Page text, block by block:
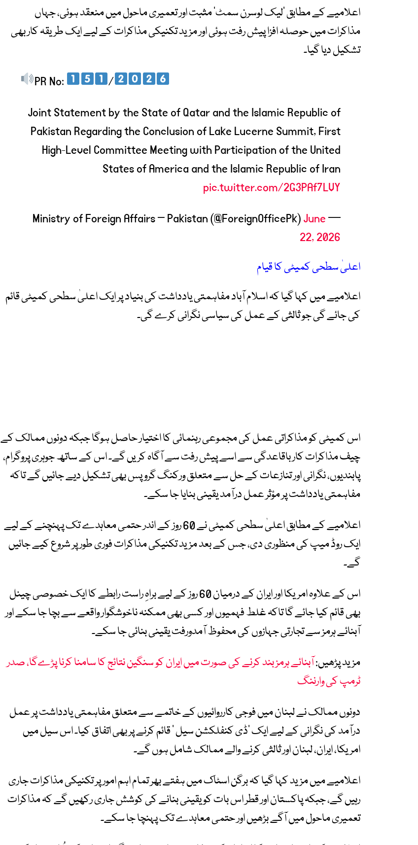
اعلامیے کے مطابق ’لیک لوسرن سمٹ‘ مثبت اور تعمیری ماحول میں منعقد ہوئی، جہاں
مذاکرات میں حوصلہ افزا پیش رفت ہوئی اور مزید تکنیکی مذاکرات کے لیے ایک طریقہ کار بھی
تشکیل دیا گیا۔
PR No:
/
Joint Statement by the State of Qatar and the Islamic Republic of
Pakistan Regarding the Conclusion of Lake Lucerne Summit, First
High-Level Committee Meeting with Participation of the United
States of America and the Islamic Republic of Iran
pic.twitter.com/2G3PAf7LVY
— Ministry of Foreign Affairs – Pakistan (@ForeignOfficePk)
June
22, 2026
اعلیٰ سطحی کمیٹی کا قیام
اعلامیے میں کہا گیا کہ اسلام آباد مفاہمتی یادداشت کی بنیاد پر ایک اعلیٰ سطحی کمیٹی قائم
کی جائے گی جو ثالثی کے عمل کی سیاسی نگرانی کرے گی۔
اس کمیٹی کو مذاکراتی عمل کی مجموعی رہنمائی کا اختیار حاصل ہوگا جبکہ دونوں ممالک کے
چیف مذاکرات کار باقاعدگی سے اسے پیش رفت سے آگاہ کریں گے۔ اس کے ساتھ جوہری پروگرام،
پابندیوں، نگرانی اور تنازعات کے حل سے متعلق ورکنگ گروپس بھی تشکیل دیے جائیں گے تاکہ
مفاہمتی یادداشت پر مؤثر عمل درآمد یقینی بنایا جا سکے۔
اعلامیے کے مطابق اعلیٰ سطحی کمیٹی نے 60 روز کے اندر حتمی معاہدے تک پہنچنے کے لیے
ایک روڈ میپ کی منظوری دی، جس کے بعد مزید تکنیکی مذاکرات فوری طور پر شروع کیے جائیں
گے۔
اس کے علاوہ امریکا اور ایران کے درمیان 60 روز کے لیے براہِ راست رابطے کا ایک خصوصی چینل
بھی قائم کیا جائے گا تاکہ غلط فہمیوں اور کسی بھی ممکنہ ناخوشگوار واقعے سے بچا جا سکے اور
آبنائے ہرمز سے تجارتی جہازوں کی محفوظ آمدورفت یقینی بنائی جا سکے۔
مزید پڑھیں:آبنائے ہرمز بند کرنے کی صورت میں ایران کو سنگین نتائج کا سامنا کرنا پڑےگا، صدر
ٹرمپ کی وارننگ
دونوں ممالک نے لبنان میں فوجی کارروائیوں کے خاتمے سے متعلق مفاہمتی یادداشت پر عمل
درآمد کی نگرانی کے لیے ایک ’ڈی کنفلکشن سیل ‘ قائم کرنے پر بھی اتفاق کیا۔ اس سیل میں
امریکا، ایران، لبنان اور ثالثی کرنے والے ممالک شامل ہوں گے۔
اعلامیے میں مزید کہا گیا کہ برگن اسٹاک میں ہفتے بھر تمام اہم امور پر تکنیکی مذاکرات جاری
رہیں گے، جبکہ پاکستان اور قطر اس بات کو یقینی بنانے کی کوشش جاری رکھیں گے کہ مذاکرات
تعمیری ماحول میں آگے بڑھیں اور حتمی معاہدے تک پہنچا جا سکے۔